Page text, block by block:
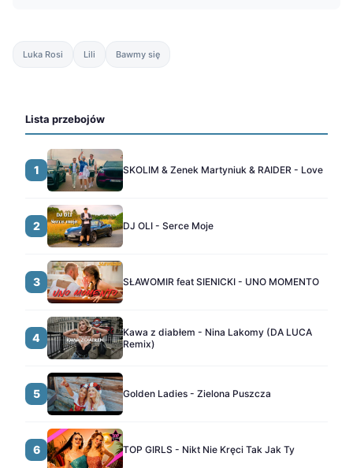
Luka Rosi Lili Bawmy się
Lista przebojów
1 SKOLIM & Zenek Martyniuk & RAIDER - Love
2 DJ OLI - Serce Moje
3 SŁAWOMIR feat SIENICKI - UNO MOMENTO
4
Kawa z diabłem - Nina Lakomy (DA LUCA
Remix)
5 Golden Ladies - Zielona Puszcza
6 TOP GIRLS - Nikt Nie Kręci Tak Jak Ty